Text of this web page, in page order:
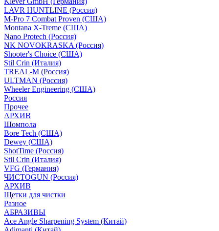
LAVR HUNTLINE (Россия)
M-Pro 7 Combat Proven (СШA)
Montana X-Treme (США)
Nano Protech (Россия)
NK NOVOKRASKA (Россия)
Shooter's Choice (СШA)
Stil Crin (Италия)
TREAL-M (Россия)
ULTMAN (Россия)
Wheeler Engineering (СШA)
Россия
Прочее
АРХИВ
Шомпола
Bore Tech (США)
Dewey (США)
ShotTime (Россия)
Stil Crin (Италия)
VFG (Германия)
ЧИСТОGUN (Россия)
АРХИВ
Щетки для чистки
Разное
АБРАЗИВЫ
Ace Angle Sharpening System (Китай)